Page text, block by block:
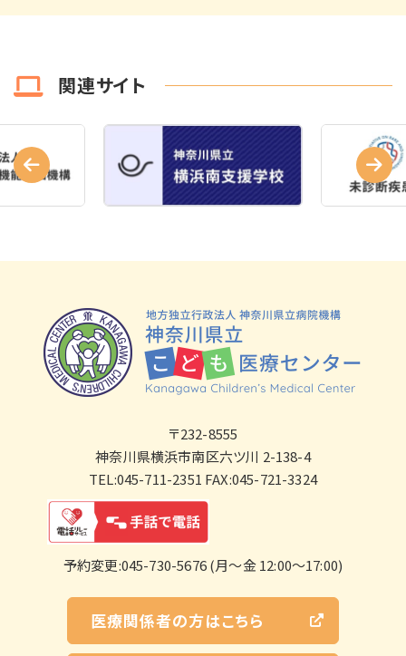
関連サイト
〒232-8555
神奈川県横浜市南区六ツ川 2-138-4
TEL:045-711-2351 FAX:045-721-3324
予約変更:045-730-5676 (月～金 12:00～17:00)
医療関係者の方はこちら